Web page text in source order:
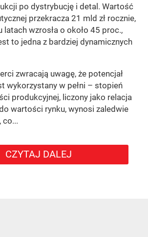
po dystrybucję i detal. Wartość
przekracza 21 mld zł rocznie,
wzrosła o około 45 proc.,
to jedna z bardziej dynamicznych
zwracają uwagę, że potencjał
wykorzystany w pełni – stopień
produkcyjnej, liczony jako relacja
wartości rynku, wynosi zaledwie
co...
CZYTAJ DALEJ